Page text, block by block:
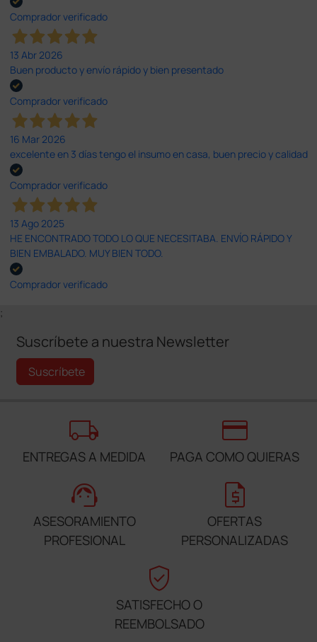
Comprador verificado
13 Abr 2026
Buen producto y envío rápido y bien presentado
Comprador verificado
16 Mar 2026
excelente en 3 días tengo el insumo en casa, buen precio y calidad
Comprador verificado
13 Ago 2025
HE ENCONTRADO TODO LO QUE NECESITABA. ENVÍO RÁPIDO Y
BIEN EMBALADO. MUY BIEN TODO.
Comprador verificado
;
Suscríbete a nuestra Newsletter
Suscríbete
local_shipping
ENTREGAS A MEDIDA
credit_card
PAGA COMO QUIERAS
support_agent
ASESORAMIENTO
PROFESIONAL
request_quote
OFERTAS
PERSONALIZADAS
verified_user
SATISFECHO O
REEMBOLSADO